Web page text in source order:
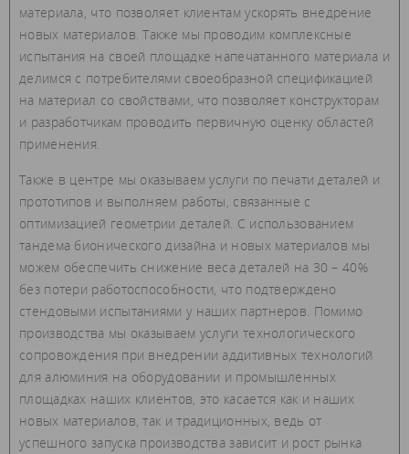
материала, что позволяет клиентам ускорять внедрение
новых материалов. Также мы проводим комплексные
испытания на своей площадке напечатанного материала и
делимся с потребителями своеобразной спецификацией
на материал со свойствами, что позволяет конструкторам
и разработчикам проводить первичную оценку областей
применения.
Также в центре мы оказываем услуги по печати деталей и
прототипов и выполняем работы, связанные с
оптимизацией геометрии деталей. С использованием
тандема бионического дизайна и новых материалов мы
можем обеспечить снижение веса деталей на 30 – 40%
без потери работоспособности, что подтверждено
стендовыми испытаниями у наших партнеров. Помимо
производства мы оказываем услуги технологического
сопровождения при внедрении аддитивных технологий
для алюминия на оборудовании и промышленных
площадках наших клиентов, это касается как и наших
новых материалов, так и традиционных, ведь от
успешного запуска производства зависит и рост рынка